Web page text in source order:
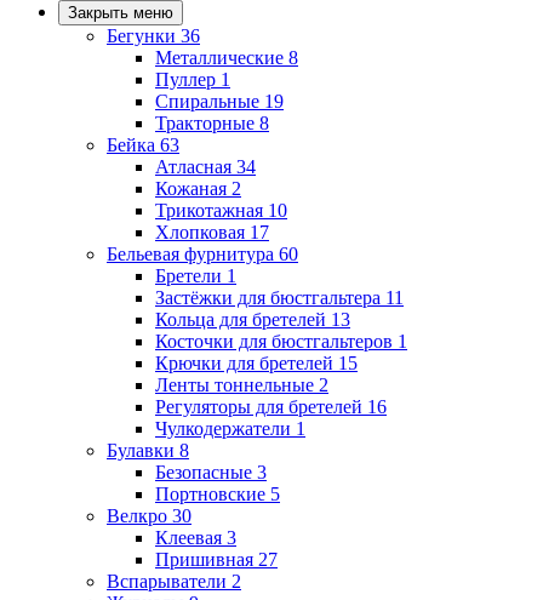
Закрыть меню
Бегунки 36
Металлические 8
Пуллер 1
Спиральные 19
Тракторные 8
Бейка 63
Атласная 34
Кожаная 2
Трикотажная 10
Хлопковая 17
Бельевая фурнитура 60
Бретели 1
Застёжки для бюстгальтера 11
Кольца для бретелей 13
Косточки для бюстгальтеров 1
Крючки для бретелей 15
Ленты тоннельные 2
Регуляторы для бретелей 16
Чулкодержатели 1
Булавки 8
Безопасные 3
Портновские 5
Велкро 30
Клеевая 3
Пришивная 27
Вспарыватели 2